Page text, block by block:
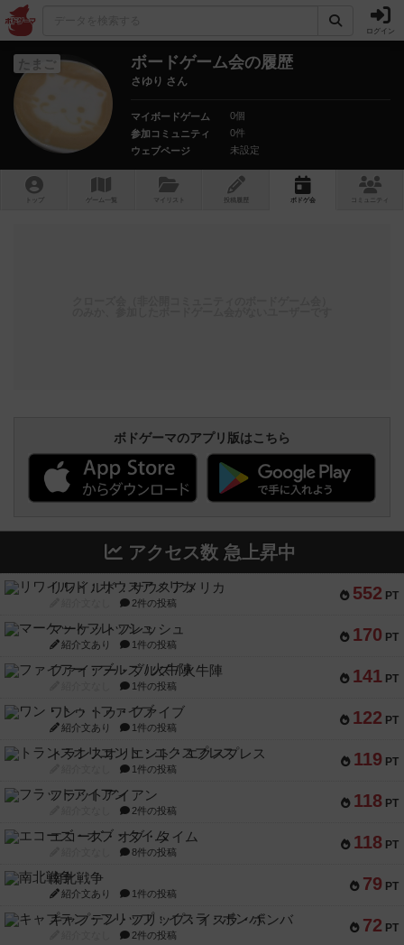
ログイン
たまご ボードゲーム会の履歴
さゆり さん
マイボードゲーム
0個
参加コミュニティ
0件
ウェブページ
未設定
トップ ゲーム一覧 マイリスト 投稿履歴 ボ ドゲ会 コミュニティ
ボドゲーマのアプリ版はこちら
アクセス数 急上昇中
552 PT
リワイルド：サウスアメリカ
2件の投稿
170 PT
マーケットフレッシュ
紹介文あり 1件の投稿
141 PT
ファイアー・ブルズ / 火牛陣
1件の投稿
122 PT
ワン・トゥ・ファイブ
紹介文あり 1件の投稿
119 PT
トランスオリエント・エクスプレス
1件の投稿
118 PT
フラットアイアン
2件の投稿
118 PT
エコーズ・オブ・タイム
8件の投稿
79 PT
南北戦争
紹介文あり 1件の投稿
72 PT
キャプテン・フリップ：イスラ・ボンバ
2件の投稿